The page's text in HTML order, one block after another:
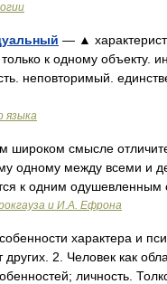
— ▲
к одному объекту.
неповторимый.
языка
широком смысле
одному между всеми и
к одним одушевленным
и И.А. Ефрона
характера и
2. Человек как
личность.